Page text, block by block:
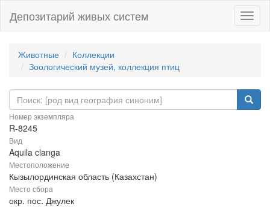
Депозитарий живых систем
Животные
Коллекции
Зоологический музей, коллекция птиц
Номер экземпляра
R-8245
Вид
Aquila clanga
Местоположение
Кызылординская область (Казахстан)
Место сбора
окр. пос. Джулек